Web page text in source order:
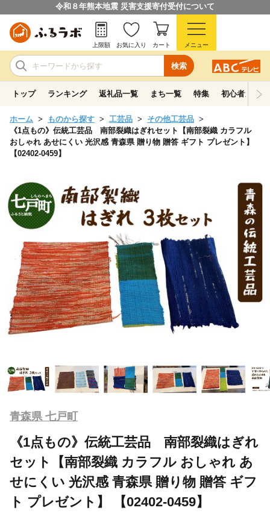
令和８年熊本地震 災害支援寄付受付について
検索
上限額 お気に入り カート メニュー
トップ ランキング 返礼品一覧 まち一覧 特集 初心者ガイド
ホーム ものから探す 工芸品
その他工芸品
《1点もの》伝統工芸品 南部裂織はぎれセット【南部裂織 カラフル
おしゃれ あせにくい 光沢感 青森県 贈り物 贈答 ギフト プレゼント】
【02402-0459】
青森県 七戸町
《1点もの》伝統工芸品 南部裂織はぎれ
セット【南部裂織 カラフル おしゃれ あ
せにくい 光沢感 青森県 贈り物 贈答 ギフ
ト プレゼント】 【02402-0459】